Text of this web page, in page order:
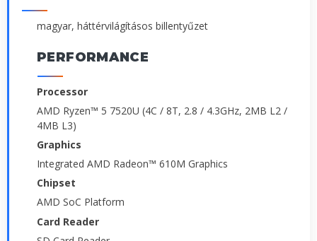
magyar, háttérvilágításos billentyűzet
PERFORMANCE
Processor
AMD Ryzen™ 5 7520U (4C / 8T, 2.8 / 4.3GHz, 2MB L2 /
4MB L3)
Graphics
Integrated AMD Radeon™ 610M Graphics
Chipset
AMD SoC Platform
Card Reader